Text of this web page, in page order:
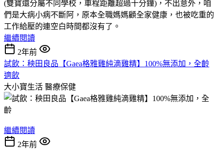
(雙寶還分屬不同學校，車程距離超過十分鐘)，不出意外，咱
們是大病小病不斷阿，原本全職媽媽顧全家健康，也被吃重的
工作給壓的連空白時間都沒有了。
繼續閱讀
2年前
試飲：秧田良品【Gaea格雅雞純滴雞精】100%無添加，全齡
適飲
大小寶生活 醫療保健
繼續閱讀
2年前